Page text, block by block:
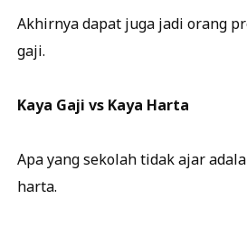
Akhirnya dapat juga jadi orang
gaji.
Kaya Gaji vs Kaya Harta
Apa yang sekolah tidak ajar
harta.